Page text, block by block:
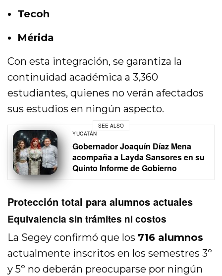
Tecoh
Mérida
Con esta integración, se garantiza la
continuidad académica a 3,360
estudiantes, quienes no verán afectados
sus estudios en ningún aspecto.
SEE ALSO
YUCATÁN
Gobernador Joaquín Díaz Mena
acompaña a Layda Sansores en su
Quinto Informe de Gobierno
Protección total para alumnos actuales
Equivalencia sin trámites ni costos
La Segey confirmó que los 716 alumnos
actualmente inscritos en los semestres 3º
y 5º no deberán preocuparse por ningún